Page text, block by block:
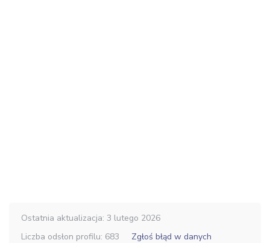
Ostatnia aktualizacja: 3 lutego 2026
Liczba odsłon profilu: 683
Zgłoś błąd w danych